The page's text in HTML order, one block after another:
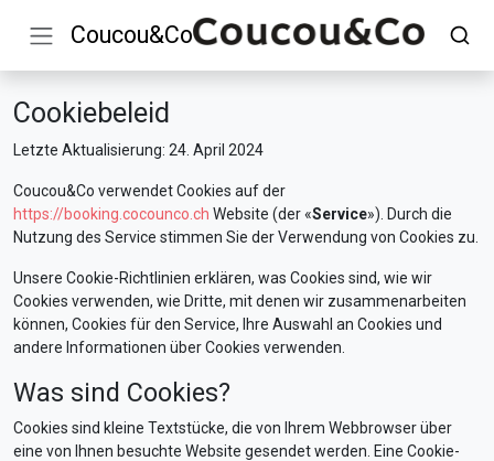
Coucou&Co
Cookiebeleid
Letzte Aktualisierung: 24. April 2024
Coucou&Co verwendet Cookies auf der
https://booking.cocounco.ch Website (der «Service»). Durch die
Nutzung des Service stimmen Sie der Verwendung von Cookies zu.
Unsere Cookie-Richtlinien erklären, was Cookies sind, wie wir
Cookies verwenden, wie Dritte, mit denen wir zusammenarbeiten
können, Cookies für den Service, Ihre Auswahl an Cookies und
andere Informationen über Cookies verwenden.
Was sind Cookies?
Cookies sind kleine Textstücke, die von Ihrem Webbrowser über
eine von Ihnen besuchte Website gesendet werden. Eine Cookie-